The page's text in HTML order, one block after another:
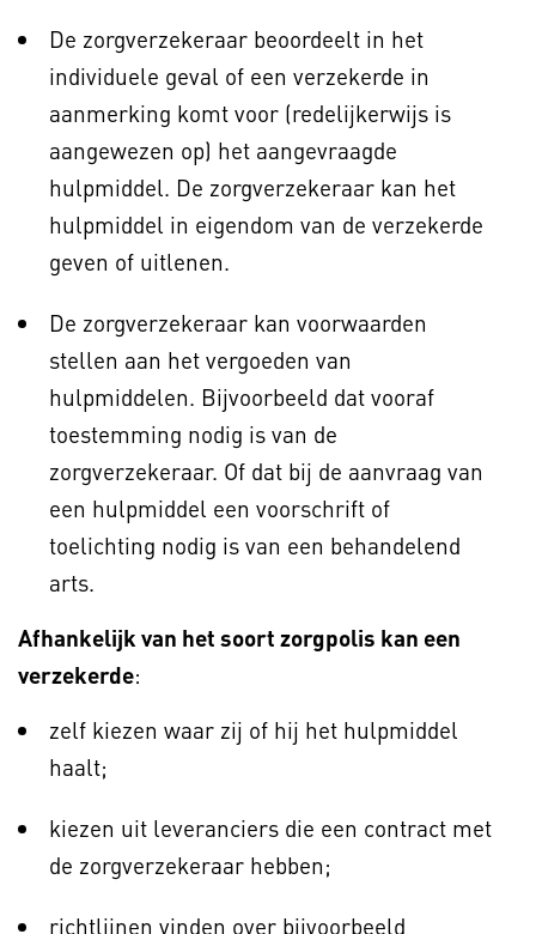
De zorgverzekeraar beoordeelt in het
individuele geval of een verzekerde in
aanmerking komt voor (redelijkerwijs is
aangewezen op) het aangevraagde
hulpmiddel. De zorgverzekeraar kan het
hulpmiddel in eigendom van de verzekerde
geven of uitlenen.
De zorgverzekeraar kan voorwaarden
stellen aan het vergoeden van
hulpmiddelen. Bijvoorbeeld dat vooraf
toestemming nodig is van de
zorgverzekeraar. Of dat bij de aanvraag van
een hulpmiddel een voorschrift of
toelichting nodig is van een behandelend
arts.
Afhankelijk van het soort zorgpolis kan een
verzekerde:
zelf kiezen waar zij of hij het hulpmiddel
haalt;
kiezen uit leveranciers die een contract met
de zorgverzekeraar hebben;
richtlijnen vinden over bijvoorbeeld